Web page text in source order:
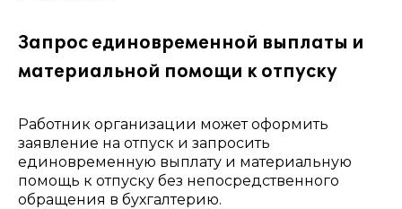
Запрос единовременной выплаты и
материальной помощи к отпуску
Работник организации может оформить
заявление на отпуск и запросить
единовременную выплату и материальную
помощь к отпуску без непосредственного
обращения в бухгалтерию.